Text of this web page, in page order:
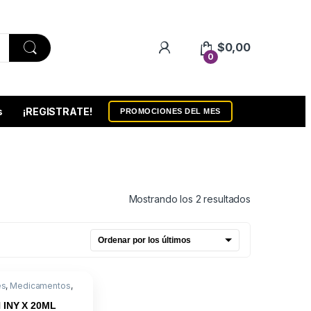
0
$0,00
¡REGISTRATE! PROMOCIONES DEL MES
Mostrando los 2 resultados
, Medicamentos,
INY X 20ML